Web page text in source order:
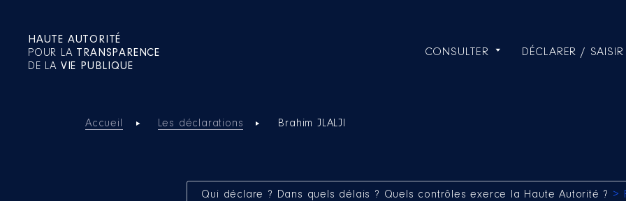
HAUTE AUTORITÉ
POUR LA TRANSPARENCE
DE LA VIE PUBLIQUE
CONSULTER DÉCLARER / SAISIR
Accueil Les déclarations Brahim JLALJI
Qui déclare ? Dans quels délais ? Quels contrôles exerce la Haute Autorité ? >